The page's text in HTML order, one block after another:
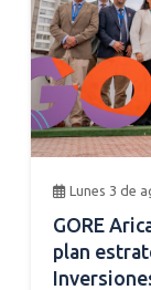
Lunes 3 de
GORE
plan